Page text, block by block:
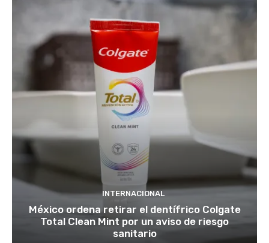
INTERNACIONAL
México ordena retirar el dentífrico Colgate
Total Clean Mint por un aviso de riesgo
sanitario